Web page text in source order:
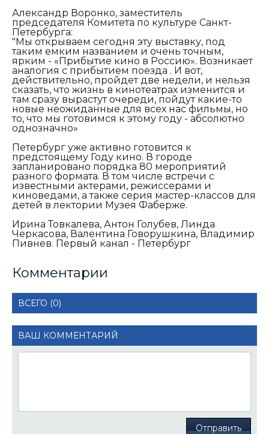
Александр Воронко, заместитель
председателя Комитета по культуре Санкт-
Петербурга:
"Мы открываем сегодня эту выставку, под
таким емким названием и очень точным,
ярким - «Прибытие кино в Россию». Возникает
аналогия с прибытием поезда . И вот,
действительно, пройдет две недели, и нельзя
сказать, что жизнь в кинотеатрах изменится и
там сразу вырастут очереди, пойдут какие-то
новые неожиданные для всех нас фильмы, но
то, что мы готовимся к этому году - абсолютно
однозначно»
Петербург уже активно готовится к
предстоящему Году кино. В городе
запланировано порядка 80 мероприятий
разного формата. В том числе встречи с
известными актерами, режиссерами и
киноведами, а также серия мастер-классов для
детей в лектории Музея Фаберже.
Ирина Товкалева, Антон Голубев, Линда
Черкасова, Валентина Говорушкина, Владимир
Пивнев. Первый канал - Петербург
Комментарии
ВСЕГО (0)
ВАШ КОММЕНТАРИЙ
Отправить